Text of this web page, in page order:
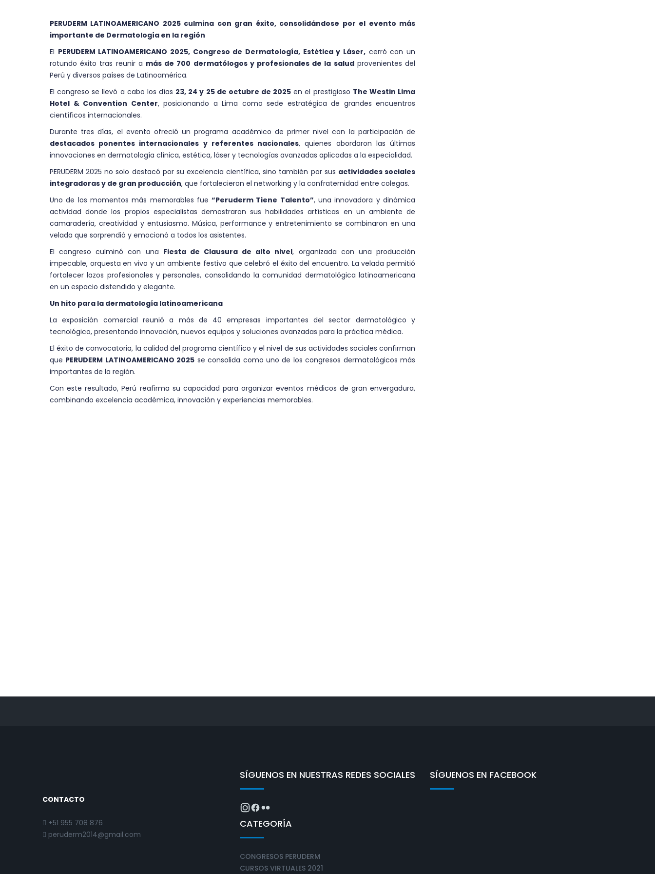
PERUDERM LATINOAMERICANO 2025 culmina con gran éxito, consolidándose por el evento más
importante de Dermatología en la región
El PERUDERM LATINOAMERICANO 2025, Congreso de Dermatología, Estética y Láser, cerró con un
rotundo éxito tras reunir a más de 700 dermatólogos y profesionales de la saludprovenientes del
Perú y diversos países de Latinoamérica.
El congreso se llevó a cabo los días 23, 24 y 25 de octubre de 2025 en el prestigioso The Westin Lima
Hotel & Convention Center, posicionando a Lima como sede estratégica de grandes encuentros
científicos internacionales.
Durante tres días, el evento ofreció un programa académico de primer nivel con la participación de
destacados ponentes internacionales y referentes nacionales, quienes abordaron las últimas
innovaciones en dermatología clínica, estética, láser y tecnologías avanzadas aplicadas a la especialidad.
PERUDERM 2025 no solo destacó por su excelencia científica, sino también por sus actividades sociales
integradoras y de gran producción, que fortalecieron el networking y la confraternidad entre colegas.
Uno de los momentos más memorables fue“Peruderm Tiene Talento”, una innovadora y dinámica
actividad donde los propios especialistas demostraron sus habilidades artísticas en un ambiente de
camaradería, creatividad y entusiasmo. Música, performance y entretenimiento se combinaron en una
velada que sorprendió y emocionó a todos los asistentes.
El congreso culminó con una Fiesta de Clausura de alto nivel, organizada con una producción
impecable, orquesta en vivo y un ambiente festivo que celebró el éxito del encuentro. La velada permitió
fortalecer lazos profesionales y personales, consolidando la comunidad dermatológica latinoamericana
en un espacio distendido y elegante.
Un hito para la dermatología latinoamericana
La exposición comercial reunió a más de 40 empresas importantes del sector dermatológico y
tecnológico, presentando innovación, nuevos equipos y soluciones avanzadas para la práctica médica.
El éxito de convocatoria, la calidad del programa científico y el nivel de sus actividades sociales confirman
que PERUDERM LATINOAMERICANO 2025 se consolida como uno de los congresos dermatológicos más
importantes de la región.
Con este resultado, Perú reafirma su capacidad para organizar eventos médicos de gran envergadura,
combinando excelencia académica, innovación y experiencias memorables.
CONTACTO
+51 955 708 876
peruderm2014@gmail.com
SÍGUENOS EN NUESTRAS REDES SOCIALES
CATEGORÍA
CONGRESOS PERUDERM
CURSOS VIRTUALES 2021
SÍGUENOS EN FACEBOOK